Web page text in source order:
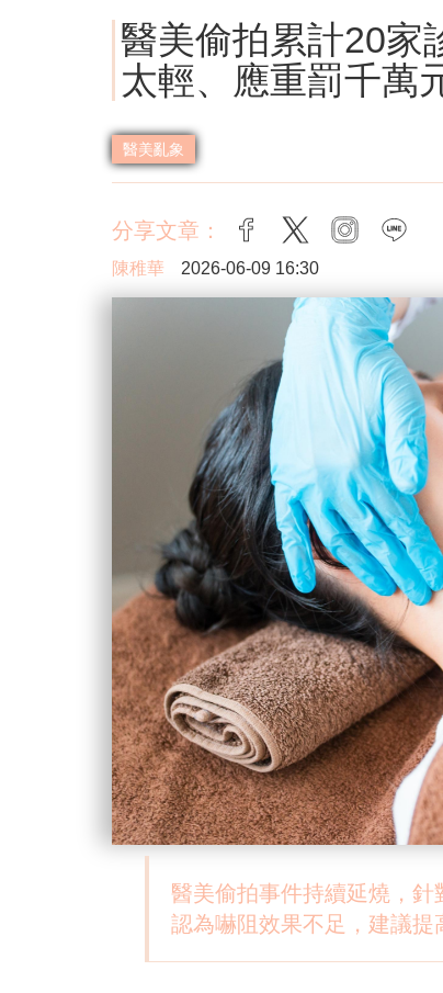
醫美偷拍累計20家
太輕、應重罰千萬
醫美亂象
分享文章： facebook
twitter instagram
陳稚華 2026-06-09 16:30
醫美偷拍事件持續延燒，
認為嚇阻效果不足，建議提